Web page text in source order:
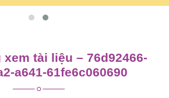
tài liệu – 76d92466-
a641-61fe6c060690